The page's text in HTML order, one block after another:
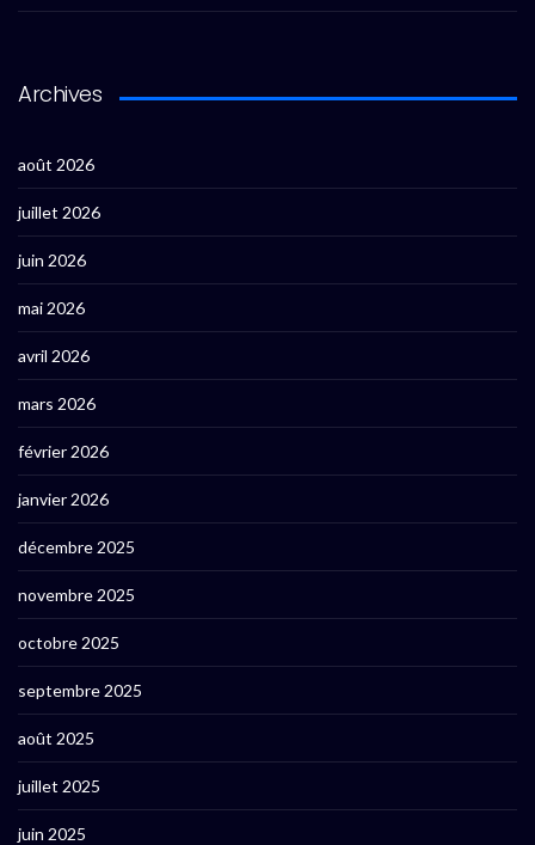
Archives
août 2026
juillet 2026
juin 2026
mai 2026
avril 2026
mars 2026
février 2026
janvier 2026
décembre 2025
novembre 2025
octobre 2025
septembre 2025
août 2025
juillet 2025
juin 2025